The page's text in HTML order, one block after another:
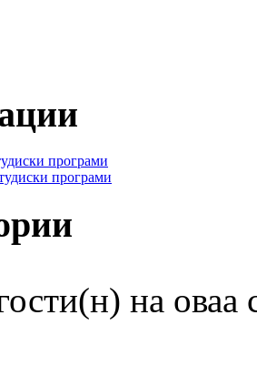
програми
програми
на оваа